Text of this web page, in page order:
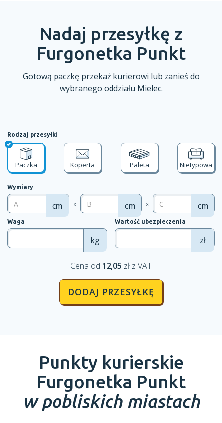
Nadaj przesyłkę z
Furgonetka Punkt
Gotową paczkę przekaż kurierowi lub zanieś do
wybranego oddziału Mielec.
Rodzaj przesyłki
Paczka Koperta Paleta Nietypowa
Wymiary
cm x cm x cm
Waga
kg
Wartość ubezpieczenia
zł
Cena od 12,05 zł z VAT
DODAJ PRZESYŁKĘ
Punkty kurierskie
Furgonetka Punkt
w pobliskich miastach